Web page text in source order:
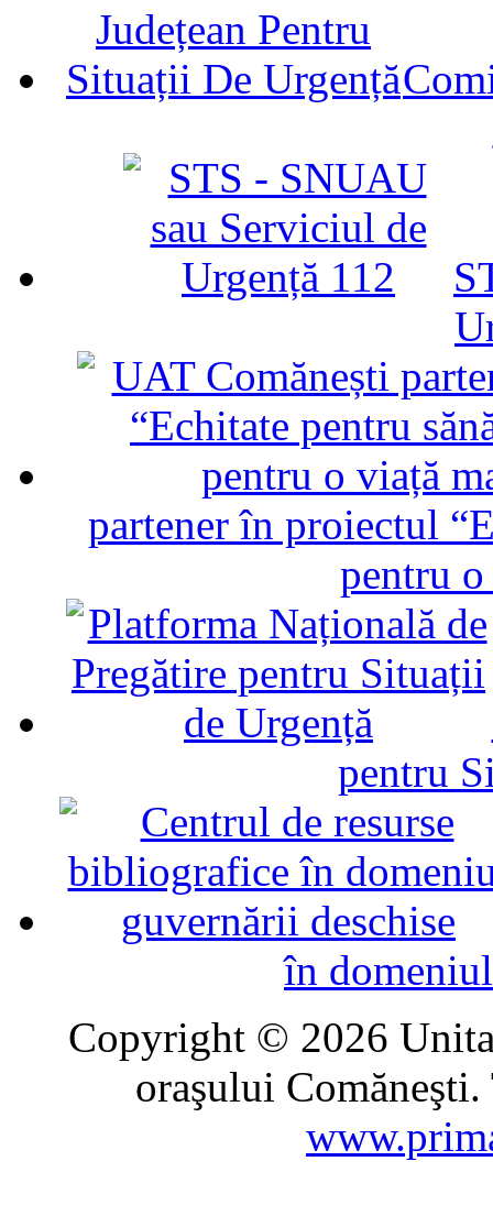
partener în proiectul
pentru
pentru
în
Copyright © 2026
oraşului